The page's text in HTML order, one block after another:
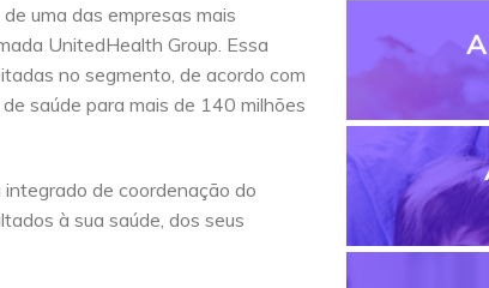
uma das empresas mais
UnitedHealth Group. Essa
no segmento, de acordo com
saúde para mais de 140 milhões
de coordenação do
à sua saúde, dos seus